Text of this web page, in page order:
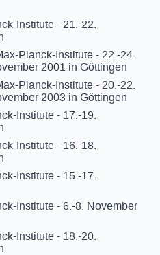
Institute - 21.-22.
Planck-Institute - 22.-24.
2001 in Göttingen
Planck-Institute - 20.-22.
2003 in Göttingen
Institute - 17.-19.
Institute - 16.-18.
Institute - 15.-17.
Institute - 6.-8. November
Institute - 18.-20.